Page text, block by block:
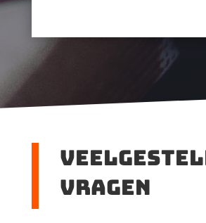
vragen